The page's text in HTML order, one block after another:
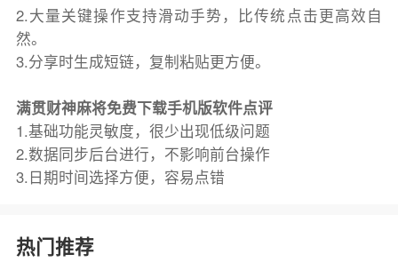
2.大量关键操作支持滑动手势，比传统点击更高效自
然。
3.分享时生成短链，复制粘贴更方便。
满贯财神麻将免费下载手机版软件点评
1.基础功能灵敏度，很少出现低级问题
2.数据同步后台进行，不影响前台操作
3.日期时间选择方便，容易点错
热门推荐